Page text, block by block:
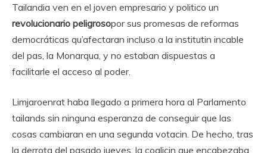
Tailandia ven en el joven empresario y politico un
revolucionario peligrosopor sus promesas de reformas
democráticas qu’afectaran incluso a la institutin incable
del pas, la Monarqua, y no estaban dispuestas a
facilitarle el acceso al poder.
Limjaroenrat haba llegado a primera hora al Parlamento
tailands sin ninguna esperanza de conseguir que las
cosas cambiaran en una segunda votacin. De hecho, tras
la derrota del pasado jueves, la coalicin que encabezaba